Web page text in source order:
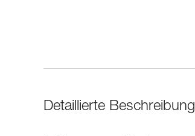
Detaillierte Beschreibung